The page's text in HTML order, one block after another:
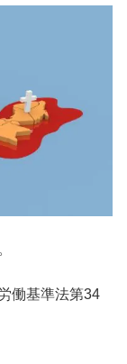
。
働基準法第34